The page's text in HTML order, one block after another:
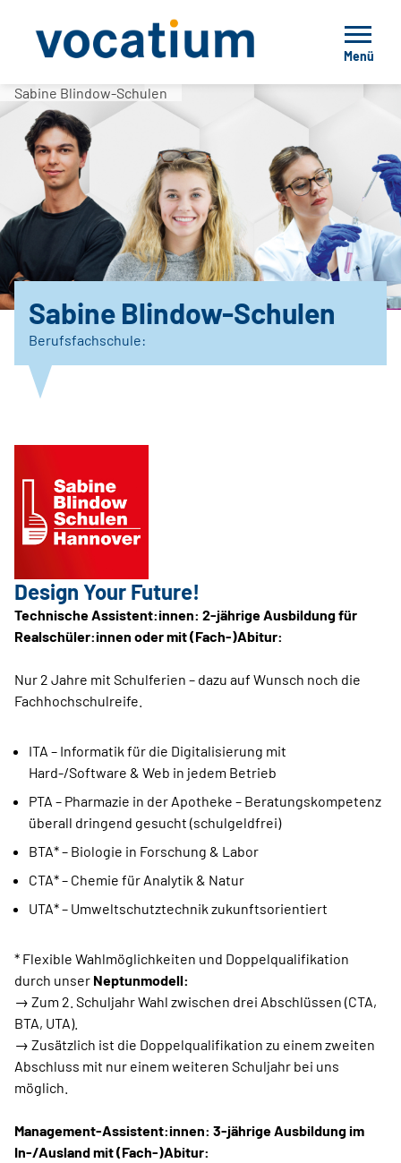
Menü
Sabine Blindow-Schulen
Sabine Blindow-Schulen
Berufsfachschule:
Design Your Future!
Technische Assistent:innen: 2-jährige Ausbildung für
Realschüler:innen oder mit (Fach-)Abitur:
Nur 2 Jahre mit Schulferien – dazu auf Wunsch noch die
Fachhochschulreife.
ITA – Informatik für die Digitalisierung mit
Hard-/Software & Web in jedem Betrieb
PTA – Pharmazie in der Apotheke – Beratungskompetenz
überall dringend gesucht (schulgeldfrei)
BTA* – Biologie in Forschung & Labor
CTA* – Chemie für Analytik & Natur
UTA* – Umweltschutztechnik zukunftsorientiert
* Flexible Wahlmöglichkeiten und Doppelqualifikation
durch unser Neptunmodell:
→ Zum 2. Schuljahr Wahl zwischen drei Abschlüssen (CTA,
BTA, UTA).
→ Zusätzlich ist die Doppelqualifikation zu einem zweiten
Abschluss mit nur einem weiteren Schuljahr bei uns
möglich.
Management-Assistent:innen: 3-jährige Ausbildung im
In-/Ausland mit (Fach-)Abitur: